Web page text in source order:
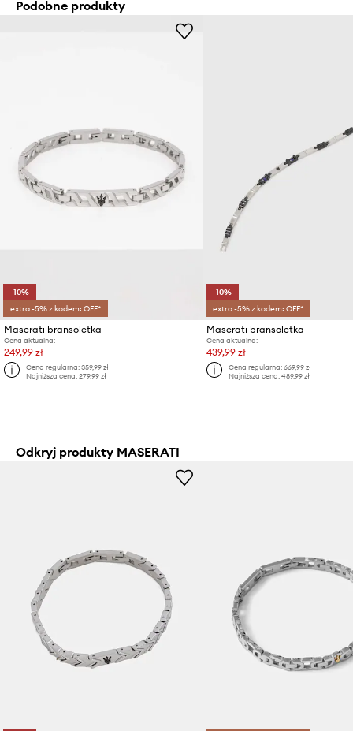
Podobne produkty
-10%
extra -5% z kodem: OFF*
Maserati bransoletka
Cena aktualna:
249,99 zł
Cena regularna:359,99 zł
Najniższa cena:279,99 zł
-10%
extra -5% z kodem: OFF*
Maserati bransoletka
Cena aktualna:
439,99 zł
Cena regularna:669,99 zł
Najniższa cena:489,99 zł
Odkryj produkty MASERATI